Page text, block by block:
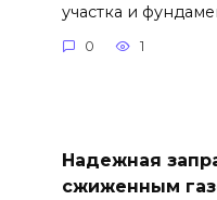
участка и
0 1
Надежная
сжиженным